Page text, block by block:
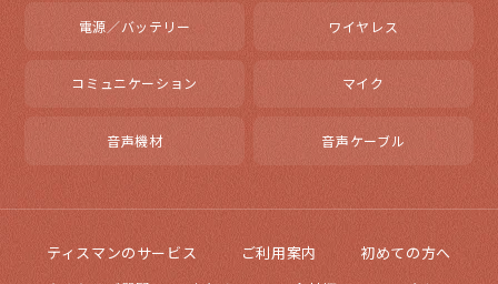
電源／バッテリー ワイヤレス
コミュニケーション マイク
音声機材 音声ケーブル
ティスマンのサービス ご利用案内
初めての方へ